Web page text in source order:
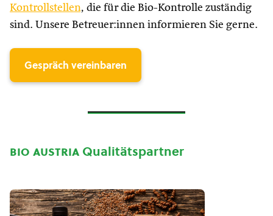
Kontrollstellen, die für die Bio-Kontrolle zuständig
sind. Unsere Betreuer:innen informieren Sie gerne.
Gespräch vereinbaren
bio austria Qualitätspartner